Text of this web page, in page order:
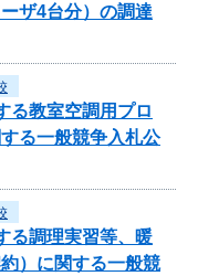
ザ4台分）の調達
る教室空調用プロ
る一般競争入札公
る調理実習等、暖
）に関する一般競